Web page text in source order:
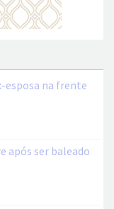
esposa na frente
após ser baleado